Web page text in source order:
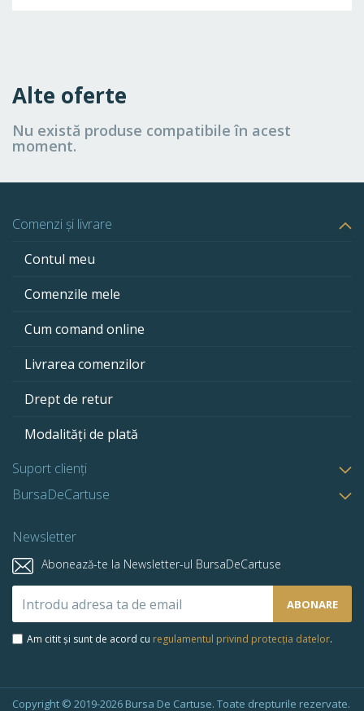
Alte oferte
Nu există produse compatibile în acest
moment.
Comenzi și livrare
Contul meu
Comenzile mele
Cum comand online
Livrarea comenzilor
Drept de retur
Modalități de plată
Suport clienți
BursaDeCartuse
Newsletter
Abonează-te la Newsletter-ul BursaDeCartuse
la
newsletter-
ABONARE
Am citit și sunt de acord cu regulamentul privind protecția datelor.
Copyright © 2019-2026 Bursa De Cartuse. Toate drepturile rezervate.